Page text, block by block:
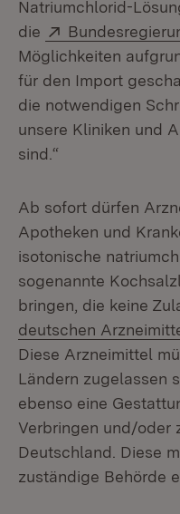
Natriumchlorid-
die
Extern:
Möglichkeiten
für den Import
die notwendigen
unsere Kliniken und
sind.“
Ab sofort dürfen
Apotheken und
isotonische
sogenannte
bringen, die keine
deutschen
Diese Arzneimittel
Ländern zugelassen
ebenso eine
Verbringen und/oder
Deutschland. Diese
zuständige Behörde